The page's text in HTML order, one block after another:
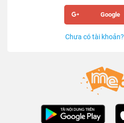
Google
Chưa có tài khoản?